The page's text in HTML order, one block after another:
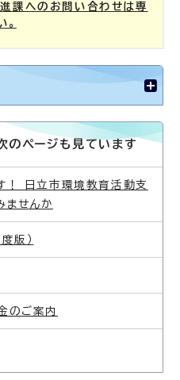
課へのお問い合わせは専
のページも見ています
！ 日立市環境教育活動支
ませんか
版）
のご案内